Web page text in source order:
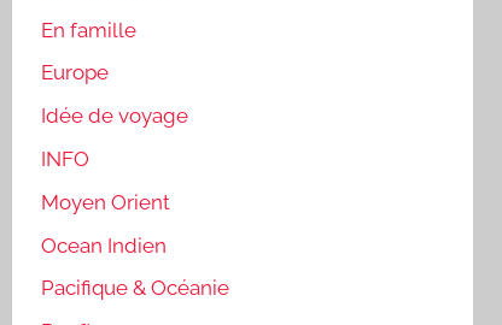
En famille
Europe
Idée de voyage
INFO
Moyen Orient
Ocean Indien
Pacifique & Océanie